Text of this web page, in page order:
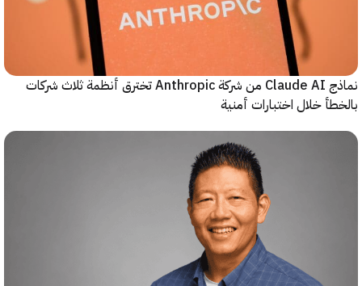
نماذج Claude AI من شركة Anthropic تخترق أنظمة ثلاث شركات
خلال اختبارات أمنية